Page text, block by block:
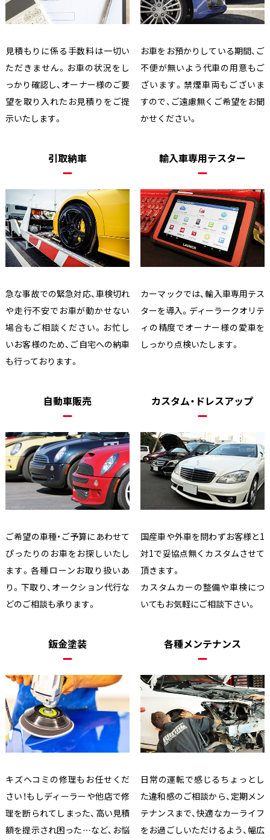
見積もりに係る手数料は一切い
ただきません。お車の状況をし
っかり確認し、オーナー様のご要
望を取り入れたお見積りをご提
示いたします。
お車をお預かりしている期間、ご
不便が無いよう代車の用意もご
ざいます。禁煙車両もございま
すので、ご遠慮無くご希望をお聞
かせください。
引取納車
急な事故での緊急対応、車検切れ
や走行不安でお車が動かせない
場合もご相談ください。お忙し
いお客様のため、ご自宅への納車
も行っております。
輸入車専用テスター
カーマックでは、輸入車専用テス
ターを導入。ディーラークオリテ
ィの精度でオーナー様の愛車を
しっかり点検いたします。
自動車販売
ご希望の車種・ご予算にあわせて
ぴったりのお車をお探しいたし
ます。各種ローンお取り扱いあ
り。下取り、オークション代行な
どのご相談も承ります。
カスタム・ドレスアップ
国産車や外車を問わずお客様と1
対1で妥協点無くカスタムさせて
頂きます。
カスタムカーの整備や車検につ
いてもお気軽にご相談下さい。
鈑金塗装
キズヘコミの修理もお任せくだ
さい！もしディーラーや他店で修
理を断られてしまった、高い見積
額を提示され困った…など、お悩
各種メンテナンス
日常の運転で感じるちょっとし
た違和感のご相談から、定期メン
テナンスまで、快適なカーライフ
をお過ごしいただけるよう、幅広